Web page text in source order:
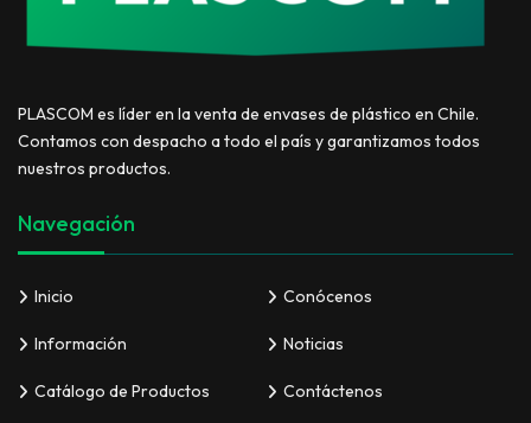
PLASCOM es líder en la venta de envases de plástico en Chile.
Contamos con despacho a todo el país y garantizamos todos
nuestros productos.
Navegación
Inicio Conócenos
Información Noticias
Catálogo de Productos Contáctenos